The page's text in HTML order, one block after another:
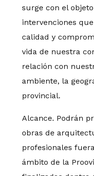
surge con el
intervenciones
calidad y
vida de nuestra
relación con
ambiente, la
provincial.
Alcance. Podrán
obras de
profesionales
ámbito de la